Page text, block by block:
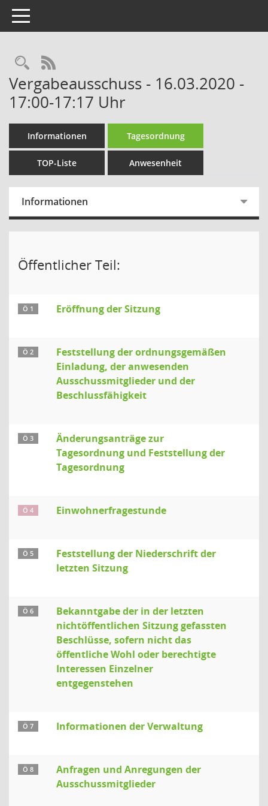
Toggle navigation
Rechercheauswahl
RSS-Feed
Vergabeausschuss - 16.03.2020 -
17:00-17:17 Uhr
Informationen Tagesordnung
TOP-Liste Anwesenheit
Informationen
Öffentlicher Teil:
Ö 1 Eröffnung der Sitzung
Ö 2
Feststellung der ordnungsgemäßen
Einladung, der anwesenden
Ausschussmitglieder und der
Beschlussfähigkeit
Ö 3
Änderungsanträge zur
Tagesordnung und Feststellung der
Tagesordnung
Ö 4 Einwohnerfragestunde
Ö 5
Feststellung der Niederschrift der
letzten Sitzung
Ö 6
Bekanntgabe der in der letzten
nichtöffentlichen Sitzung gefassten
Beschlüsse, sofern nicht das
öffentliche Wohl oder berechtigte
Interessen Einzelner
entgegenstehen
Ö 7 Informationen der Verwaltung
Ö 8
Anfragen und Anregungen der
Ausschussmitglieder